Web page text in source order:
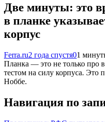
Две минуты: это
в планке
корпус
Ferra.ru2 года спустя01
Планка — это не только про
тестом на силу корпуса. Это
Ноббе.
Навигация по